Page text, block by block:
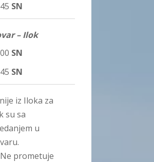
SN
– Ilok
SN
SN
iz Iloka za
su sa
u
prometuje